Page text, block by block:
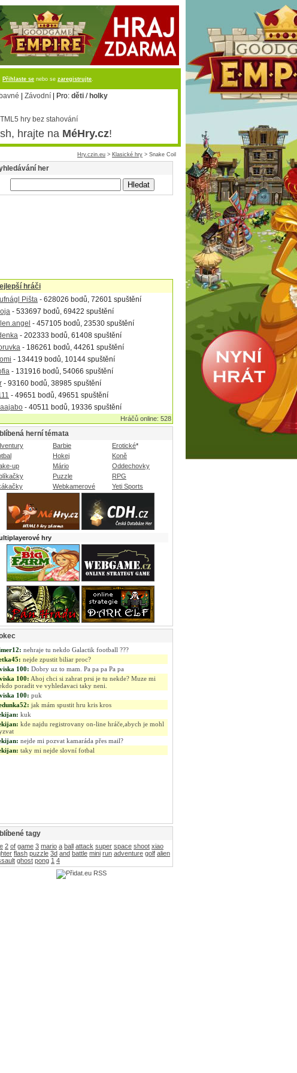
Přihlaste se nebo se zaregistrujte.
Závodní | Pro: děti / holky
hry bez stahování
hrajte na MéHry.cz!
Hry.czin.eu > Klasické hry > Snake Coil
her
hráči
Pišta - 628026 bodů, 72601 spuštění
- 533697 bodů, 69422 spuštění
- 457105 bodů, 23530 spuštění
- 202333 bodů, 61408 spuštění
- 186261 bodů, 44261 spuštění
- 134419 bodů, 10144 spuštění
- 131916 bodů, 54066 spuštění
- 93160 bodů, 38985 spuštění
- 49651 bodů, 49651 spuštění
- 40511 bodů, 19336 spuštění
Hráčů online: 528
herní témata
Barbie Erotické*
Hokej
Koně
up
Mário
Oddechovky
Puzzle
RPG
Webkamerové Yeti Sports
hry
tagy
2 of game 3 mario a ball attack super space shoot xiao
flash puzzle 3d and battle mini run adventure golf alien
ghost pong 1 4